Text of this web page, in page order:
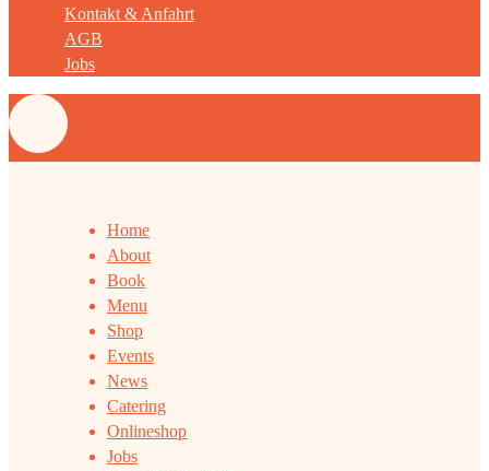
Kontakt & Anfahrt
AGB
Jobs
Home
About
Book
Menu
Shop
Events
News
Catering
Onlineshop
Jobs